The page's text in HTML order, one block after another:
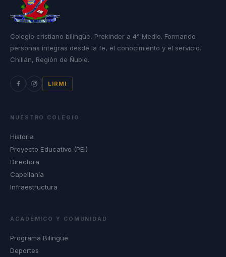
Colegio cristiano bilingüe, Prekinder a 4° Medio. Formando
personas íntegras desde la fe, el conocimiento y el servicio.
Chillán, Región de Ñuble.
LIRMI
NUESTRO COLEGIO
Historia
Proyecto Educativo (PEI)
Directora
Capellanía
Infraestructura
ACADÉMICO Y COMUNIDAD
Programa Bilingüe
Deportes